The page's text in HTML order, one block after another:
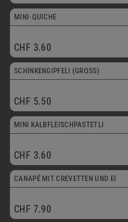
Mini
MINI-QUICHE
CHF 3.60
SCHINKENGIPFELI (GROSS)
CHF 5.50
Mini
MINI KALBFLEISCHPASTETLI
CHF 3.60
CANAPÉ MIT CREVETTEN UND EI
CHF 7.90
Vegetarisch